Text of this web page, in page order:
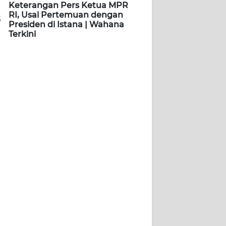
Keterangan Pers Ketua MPR
RI, Usai Pertemuan dengan
Presiden di Istana | Wahana
Terkini